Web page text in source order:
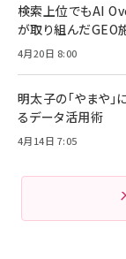
検索上位でもAI
が取り組んだGEO
4月20日 8:00
明太子の「やまや」
るデータ活用術
4月14日 7:05